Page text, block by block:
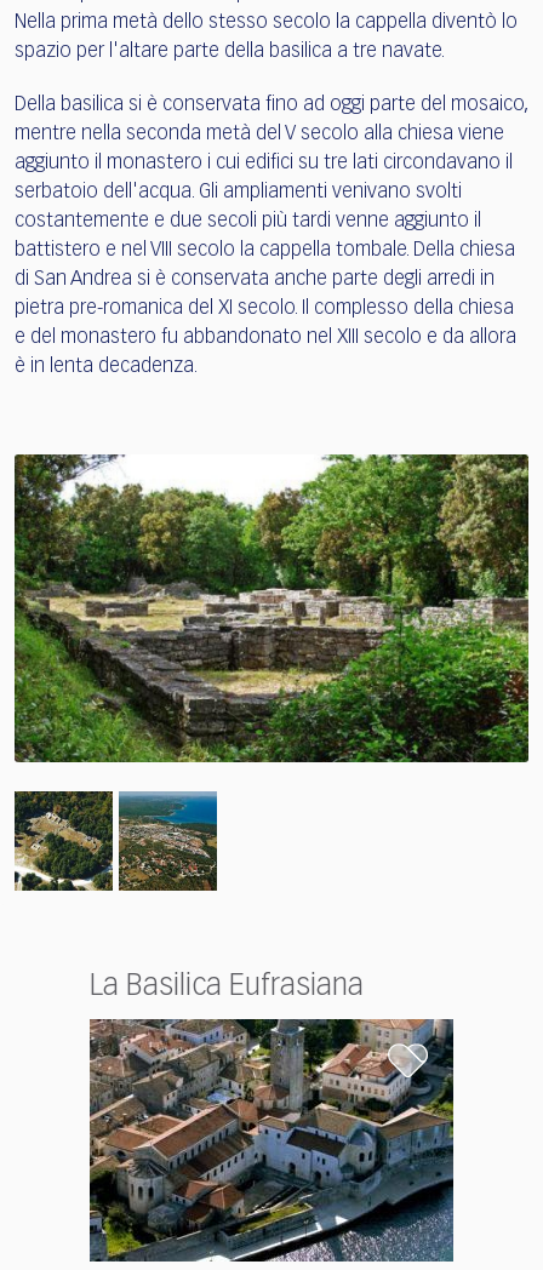
Nella prima metà dello stesso secolo la cappella diventò lo
spazio per l'altare parte della basilica a tre navate.
Della basilica si è conservata fino ad oggi parte del mosaico,
mentre nella seconda metà del V secolo alla chiesa viene
aggiunto il monastero i cui edifici su tre lati circondavano il
serbatoio dell'acqua. Gli ampliamenti venivano svolti
costantemente e due secoli più tardi venne aggiunto il
battistero e nel VIII secolo la cappella tombale. Della chiesa
di San Andrea si è conservata anche parte degli arredi in
pietra pre-romanica del XI secolo. Il complesso della chiesa
e del monastero fu abbandonato nel XIII secolo e da allora
è in lenta decadenza.
La Basilica Eufrasiana